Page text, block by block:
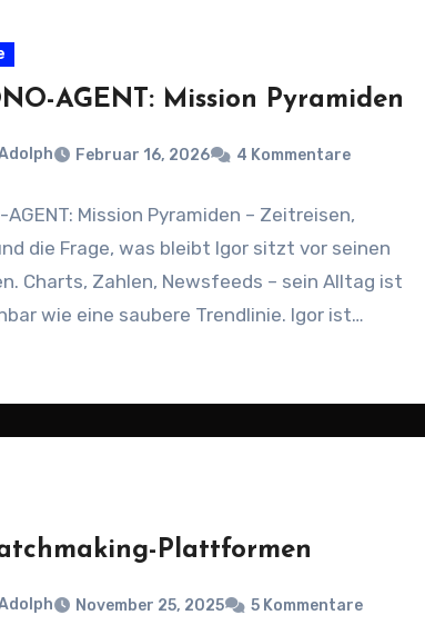
AGENT: Mission Pyramiden
Februar 16, 2026 4 Kommentare
AGENT: Mission Pyramiden – Zeitreisen,
die Frage, was bleibt Igor sitzt vor seinen
Charts, Zahlen, Newsfeeds – sein Alltag ist
wie eine saubere Trendlinie. Igor ist…
Plattformen
November 25, 2025 5 Kommentare